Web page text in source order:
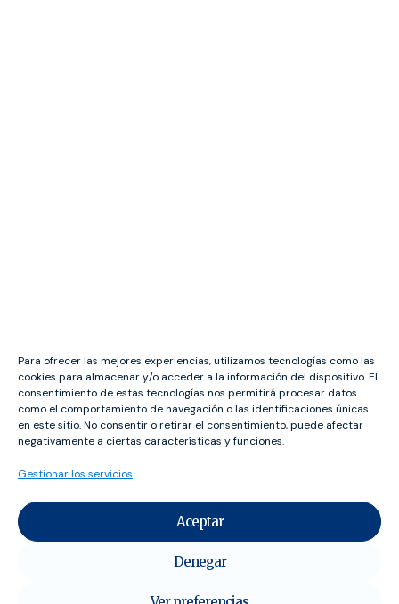
Para ofrecer las mejores experiencias, utilizamos tecnologías como las
cookies para almacenar y/o acceder a la información del dispositivo. El
consentimiento de estas tecnologías nos permitirá procesar datos
como el comportamiento de navegación o las identificaciones únicas
en este sitio. No consentir o retirar el consentimiento, puede afectar
negativamente a ciertas características y funciones.
Gestionar los servicios
Aceptar
Denegar
Volver a la página anterior
¡Contacta con nosotros!
hola@udeca.org